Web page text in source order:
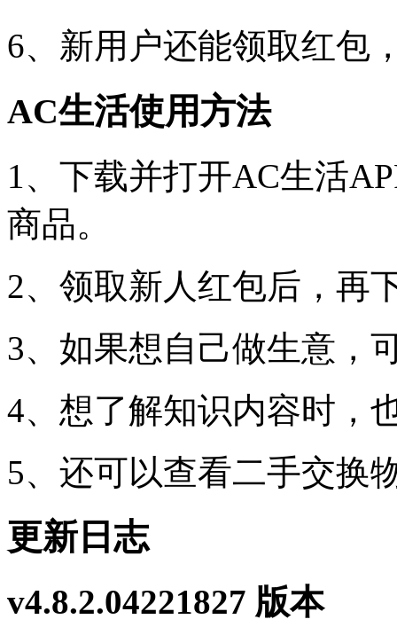
6、新用户还能领取红包
AC生活使用方法
1、下载并打开AC生活
商品。
2、领取新人红包后，再
3、如果想自己做生意，
4、想了解知识内容时，
5、还可以查看二手交换
更新日志
v4.8.2.04221827 版本